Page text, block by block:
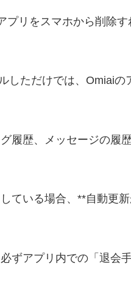
プリをスマホから削除
しただけでは、Omiaiの
履歴、メッセージの履
ている場合、**自動更
ずアプリ内での「退会